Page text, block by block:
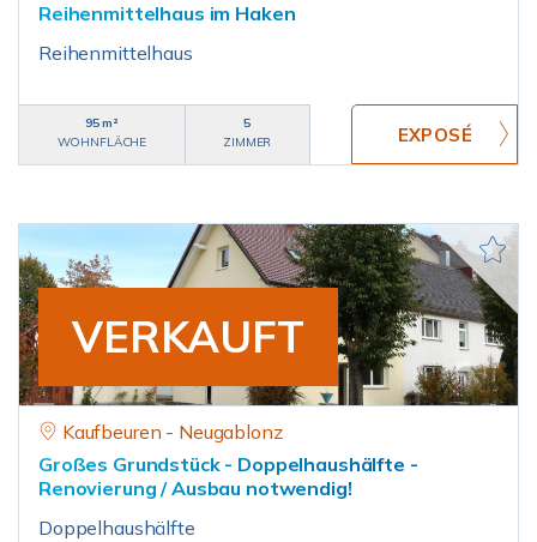
Reihenmittelhaus im Haken
Reihenmittelhaus
95 m²
WOHNFLÄCHE
5
ZIMMER
VERKAUFT
Kaufbeuren - Neugablonz
Großes Grundstück - Doppelhaushälfte -
Renovierung / Ausbau notwendig!
Doppelhaushälfte